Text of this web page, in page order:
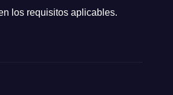
los requisitos aplicables.